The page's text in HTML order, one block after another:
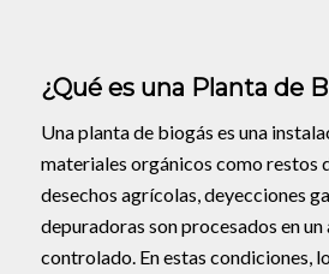
¿Qué es una Planta de
Una planta de biogás es una
materiales orgánicos como restos
desechos agrícolas, deyecciones
depuradoras son procesados en
controlado. En estas condiciones,